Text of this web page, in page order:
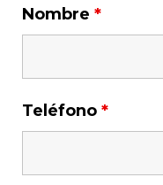
Nombre *
Teléfono *